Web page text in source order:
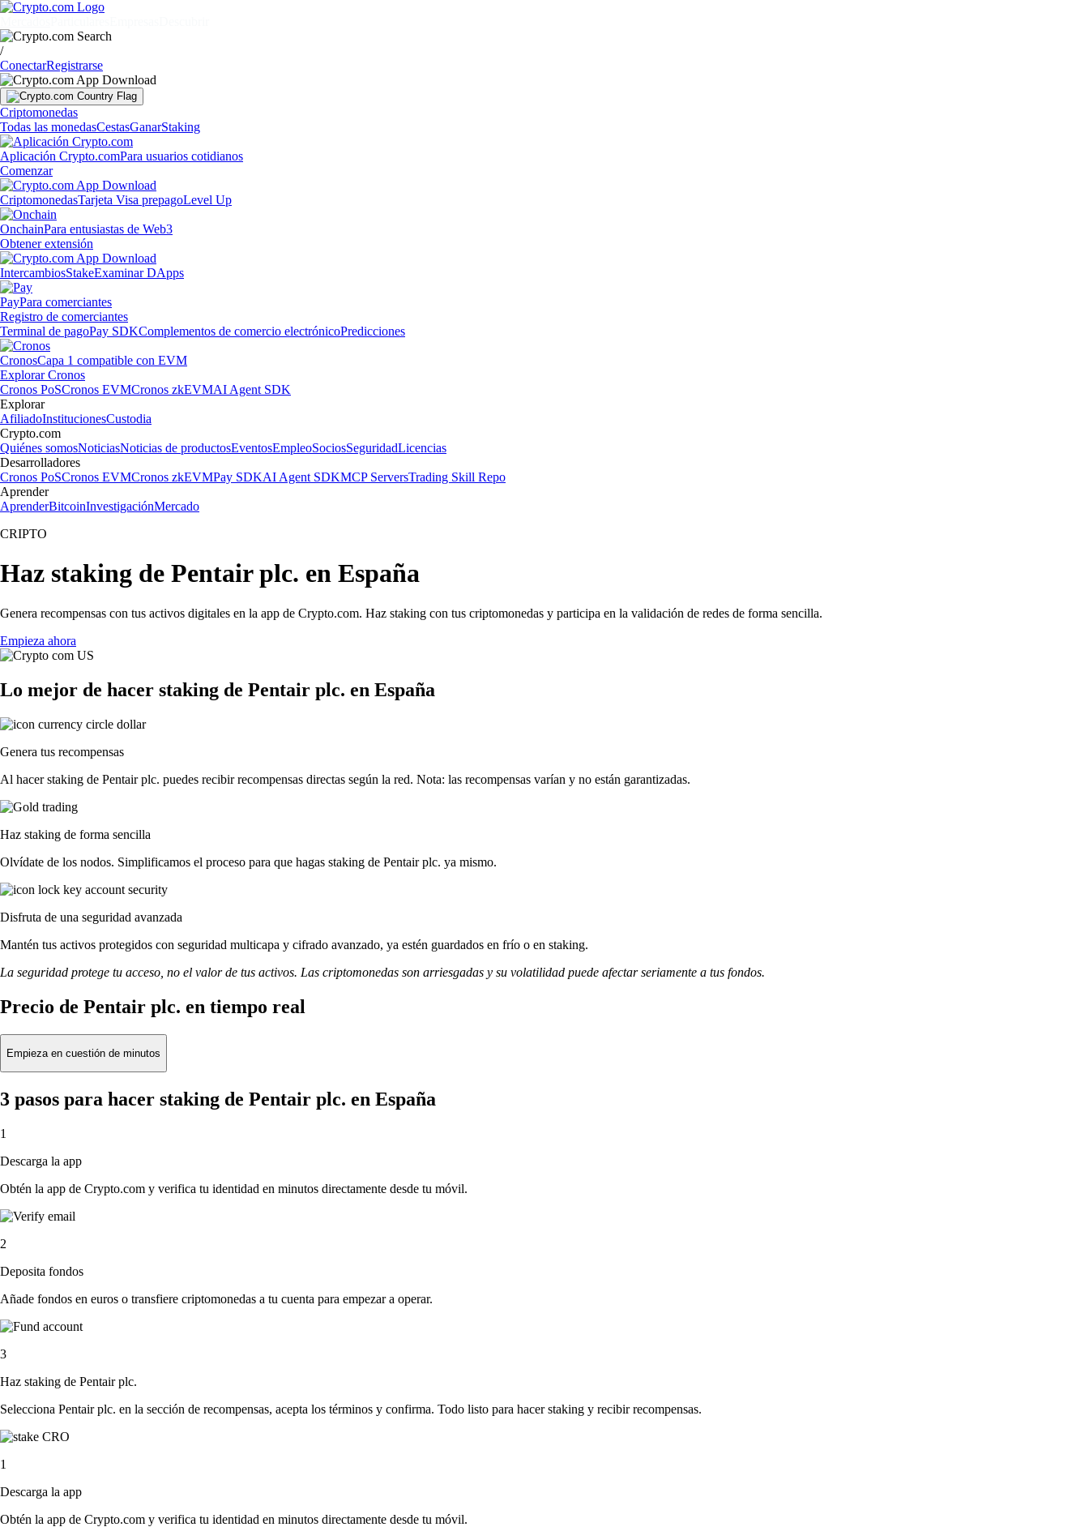
/
ConectarRegistrarse
Criptomonedas
Todas las monedasCestasGanarStaking
Aplicación Crypto.comPara usuarios cotidianos
Comenzar
CriptomonedasTarjeta Visa prepagoLevel Up
OnchainPara entusiastas de Web3
Obtener extensión
IntercambiosStakeExaminar DApps
PayPara comerciantes
Registro de comerciantes
Terminal de pagoPay SDKComplementos de comercio electrónicoPredicciones
CronosCapa 1 compatible con EVM
Explorar Cronos
Cronos PoSCronos EVMCronos zkEVMAI Agent SDK
Explorar
AfiliadoInstitucionesCustodia
Crypto.com
Quiénes somosNoticiasNoticias de productosEventosEmpleoSociosSeguridadLicencias
Desarrolladores
Cronos PoSCronos EVMCronos zkEVMPay SDKAI Agent SDKMCP ServersTrading Skill Repo
Aprender
AprenderBitcoinInvestigaciónMercado
CRIPTO
Haz staking de Pentair plc. en España
Genera recompensas con tus activos digitales en la app de Crypto.com. Haz staking con tus criptomonedas y participa en la validación de redes de forma sencilla.
Empieza ahora
Lo mejor de hacer staking de Pentair plc. en España
Genera tus recompensas
Al hacer staking de Pentair plc. puedes recibir recompensas directas según la red. Nota: las recompensas varían y no están garantizadas.
Haz staking de forma sencilla
Olvídate de los nodos. Simplificamos el proceso para que hagas staking de Pentair plc. ya mismo.
Disfruta de una seguridad avanzada
Mantén tus activos protegidos con seguridad multicapa y cifrado avanzado, ya estén guardados en frío o en staking.
La seguridad protege tu acceso, no el valor de tus activos. Las criptomonedas son arriesgadas y su volatilidad puede afectar seriamente a tus fondos.
Precio de Pentair plc. en tiempo real
Empieza en cuestión de minutos
3 pasos para hacer staking de Pentair plc. en España
1
Descarga la app
Obtén la app de Crypto.com y verifica tu identidad en minutos directamente desde tu móvil.
2
Deposita fondos
Añade fondos en euros o transfiere criptomonedas a tu cuenta para empezar a operar.
3
Haz staking de Pentair plc.
Selecciona Pentair plc. en la sección de recompensas, acepta los términos y confirma. Todo listo para hacer staking y recibir recompensas.
1
Descarga la app
Obtén la app de Crypto.com y verifica tu identidad en minutos directamente desde tu móvil.